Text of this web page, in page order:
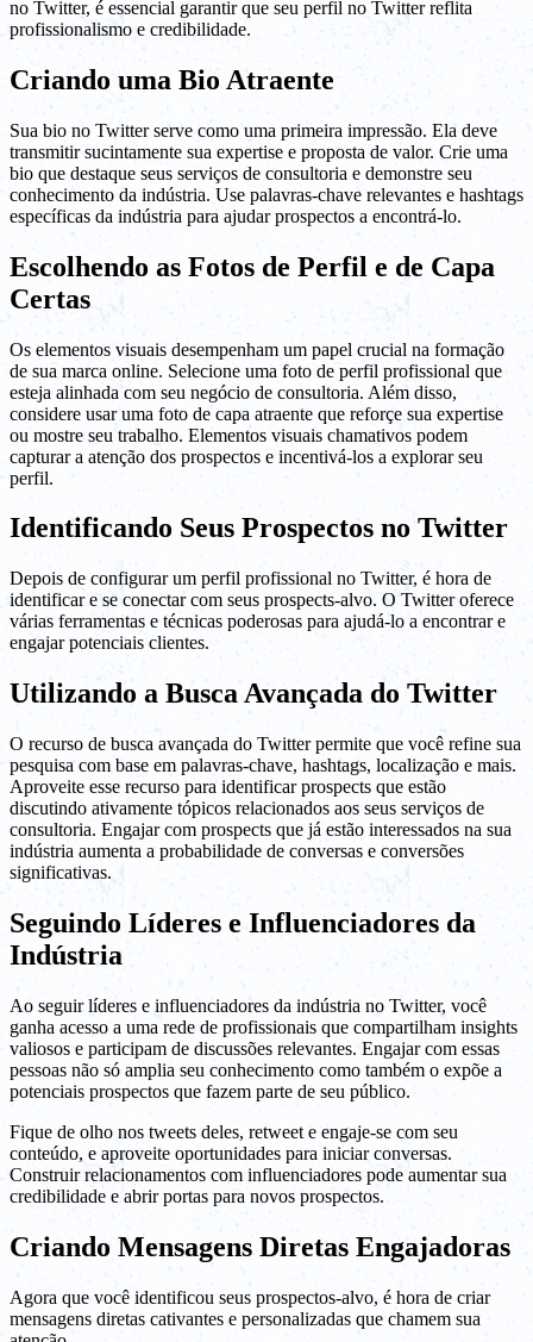
no Twitter, é essencial garantir que seu perfil no Twitter reflita
profissionalismo e credibilidade.
Criando uma Bio Atraente
Sua bio no Twitter serve como uma primeira impressão. Ela deve
transmitir sucintamente sua expertise e proposta de valor. Crie uma
bio que destaque seus serviços de consultoria e demonstre seu
conhecimento da indústria. Use palavras-chave relevantes e hashtags
específicas da indústria para ajudar prospectos a encontrá-lo.
Escolhendo as Fotos de Perfil e de Capa
Certas
Os elementos visuais desempenham um papel crucial na formação
de sua marca online. Selecione uma foto de perfil profissional que
esteja alinhada com seu negócio de consultoria. Além disso,
considere usar uma foto de capa atraente que reforçe sua expertise
ou mostre seu trabalho. Elementos visuais chamativos podem
capturar a atenção dos prospectos e incentivá-los a explorar seu
perfil.
Identificando Seus Prospectos no Twitter
Depois de configurar um perfil profissional no Twitter, é hora de
identificar e se conectar com seus prospects-alvo. O Twitter oferece
várias ferramentas e técnicas poderosas para ajudá-lo a encontrar e
engajar potenciais clientes.
Utilizando a Busca Avançada do Twitter
O recurso de busca avançada do Twitter permite que você refine sua
pesquisa com base em palavras-chave, hashtags, localização e mais.
Aproveite esse recurso para identificar prospects que estão
discutindo ativamente tópicos relacionados aos seus serviços de
consultoria. Engajar com prospects que já estão interessados na sua
indústria aumenta a probabilidade de conversas e conversões
significativas.
Seguindo Líderes e Influenciadores da
Indústria
Ao seguir líderes e influenciadores da indústria no Twitter, você
ganha acesso a uma rede de profissionais que compartilham insights
valiosos e participam de discussões relevantes. Engajar com essas
pessoas não só amplia seu conhecimento como também o expõe a
potenciais prospectos que fazem parte de seu público.
Fique de olho nos tweets deles, retweet e engaje-se com seu
conteúdo, e aproveite oportunidades para iniciar conversas.
Construir relacionamentos com influenciadores pode aumentar sua
credibilidade e abrir portas para novos prospectos.
Criando Mensagens Diretas Engajadoras
Agora que você identificou seus prospectos-alvo, é hora de criar
mensagens diretas cativantes e personalizadas que chamem sua